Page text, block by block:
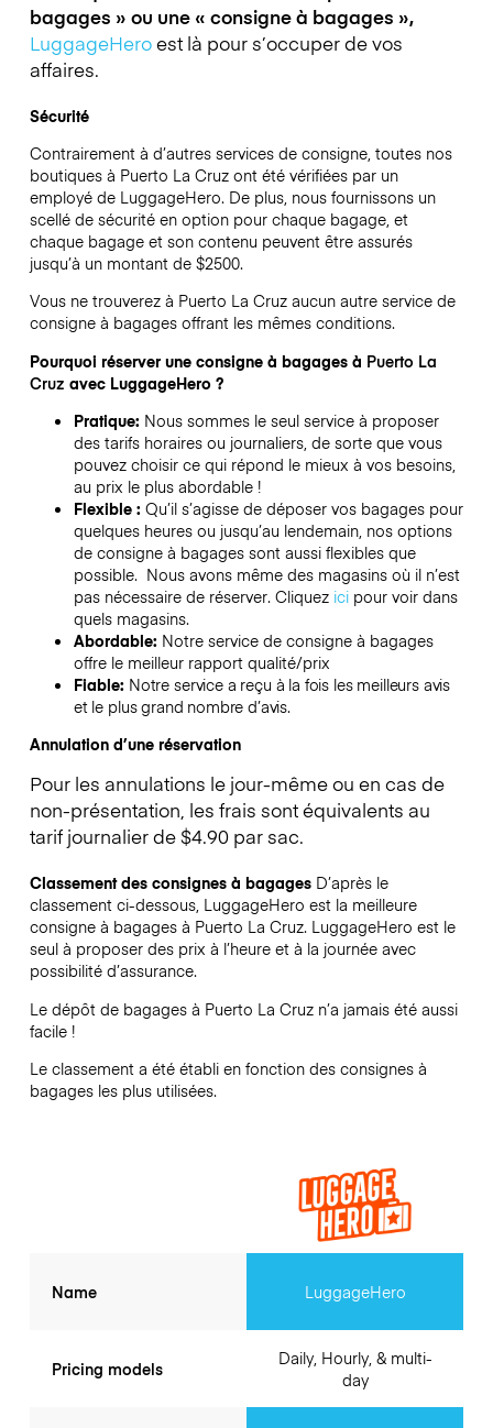
bagages » ou une « consigne à bagages »,
LuggageHeroest là pour s’occuper de vos
affaires.
Sécurité
Contrairement à d’autres services de consigne,toutes nos
boutiques à Puerto La Cruzont été vérifiées par un
employé de LuggageHero. De plus, nous fournissons un
scellé de sécurité en option pour chaque bagage, et
chaque bagage et son contenu peuvent être assurés
jusqu’à un montant de $2500.
Vous ne trouverez à Puerto La Cruzaucun autre service de
consigne à bagages offrant les mêmes conditions.
Pourquoi réserver une consigne à bagages à Puerto La
Cruz avec LuggageHero ?
Pratique: Nous sommes le seul service à proposer
des tarifs horaires ou journaliers, de sorte que vous
pouvez choisir ce qui répond le mieux à vos besoins,
au prix le plus abordable !
Flexible : Qu’il s’agisse de déposer vos bagages pour
quelques heures ou jusqu’au lendemain, nos options
de consigne à bagages sont aussi flexibles que
possible. Nous avons même des magasins où il n’est
pas nécessaire de réserver. Cliquez icipour voir dans
quels magasins.
Abordable: Notre service de consigne à bagages
offre le meilleur rapport qualité/prix
Fiable: Notre service a reçu à la fois les meilleurs avis
et le plus grand nombre d’avis.
Annulation d’une réservation
Pour les annulations le jour-même ou en cas de
non-présentation, les frais sont équivalents au
tarif journalier de $4.90 par sac.
Classement des consignes à bagages D’après le
classement ci-dessous, LuggageHero est la meilleure
consigne à bagages à Puerto La Cruz. LuggageHero est le
seul à proposer des prix à l’heure et à la journée avec
possibilité d’assurance.
Le dépôt de bagages à Puerto La Cruzn’a jamais été aussi
facile !
Le classement a été établi en fonction des consignes à
bagages les plus utilisées.
Name
Pricing models
LuggageHero
Daily, Hourly, & multi-
day